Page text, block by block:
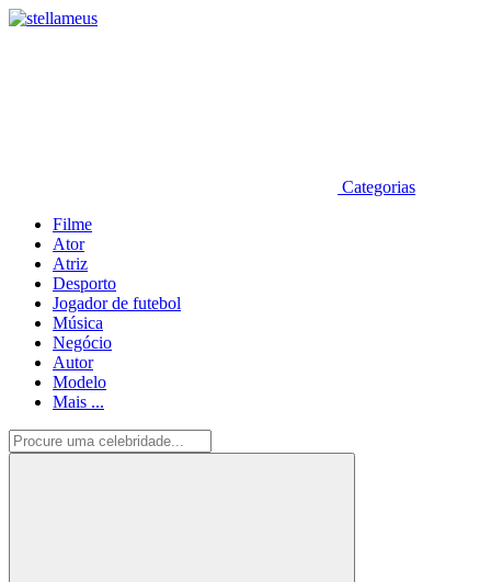
Categorias
Filme
Ator
Atriz
Desporto
Jogador de futebol
Música
Negócio
Autor
Modelo
Mais ...